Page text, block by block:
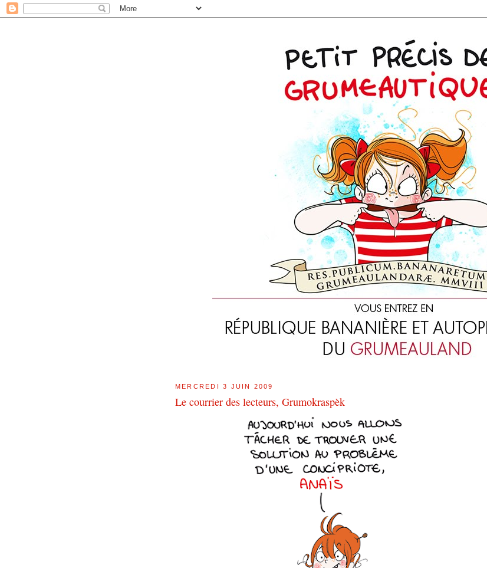
MERCREDI 3 JUIN 2009
Le courrier des lecteurs, Grumokraspèk